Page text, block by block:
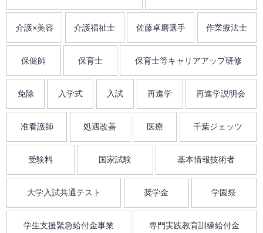
介護×美容 介護福祉士 佐藤卓磨選手 作業療法士
保健師 保育士 保育士等キャリアアップ研修
免除 入学式 入試 再進学 再進学説明会
准看護師 処遇改善 医療 千葉ジェッツ
受験料 国家試験 基本情報技術者
大学入試共通テスト 奨学金 学園祭
学生支援緊急給付金事業 専門実践教育訓練給付金